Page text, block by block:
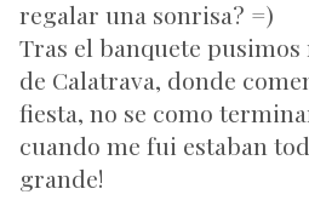
regalar una sonrisa? =)
Tras el banquete
de Calatrava, donde
fiesta, no se como
cuando me fui estaban
grande!